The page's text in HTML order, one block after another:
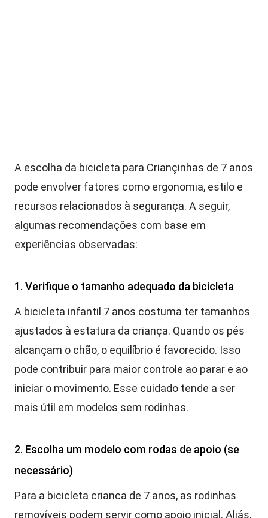
A escolha da bicicleta para Criançinhas de 7 anos
pode envolver fatores como ergonomia, estilo e
recursos relacionados à segurança. A seguir,
algumas recomendações com base em
experiências observadas:
1. Verifique o tamanho adequado da bicicleta
A bicicleta infantil 7 anos costuma ter tamanhos
ajustados à estatura da criança. Quando os pés
alcançam o chão, o equilíbrio é favorecido. Isso
pode contribuir para maior controle ao parar e ao
iniciar o movimento. Esse cuidado tende a ser
mais útil em modelos sem rodinhas.
2. Escolha um modelo com rodas de apoio (se
necessário)
Para a bicicleta crianca de 7 anos, as rodinhas
removíveis podem servir como apoio inicial. Aliás,